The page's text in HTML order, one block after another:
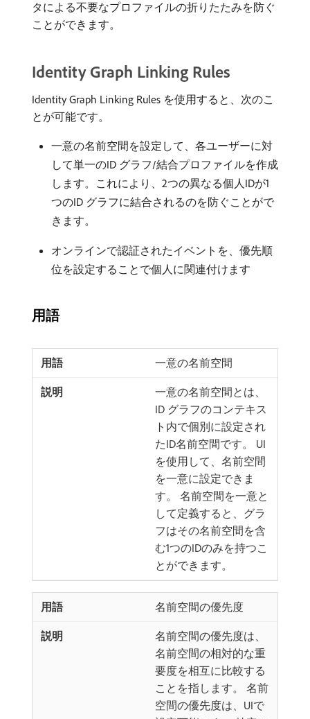
タによる不要なプロファイルの折りたたみを防ぐ
ことができます。
Identity Graph Linking Rules
Identity Graph Linking Rules を使用すると、次のこ
とが可能です。
一意の名前空間を設定して、各ユーザーに対
して単一のID グラフ/結合プロファイルを作成
します。これにより、2つの異なる個人IDが1
つのID グラフに結合されるのを防ぐことがで
きます。
オンラインで認証されたイベントを、優先順
位を設定することで個人に関連付けます
用語
一意の名前空間
一意の名前空間とは、
ID グラフのコンテキス
ト内で個別に設定され
たID名前空間です。 UI
を使用して、名前空間
を一意に設定できま
す。 名前空間を一意と
して定義すると、グラ
フはその名前空間を含
む1つのIDのみを持つこ
とができます。
名前空間の優先度
名前空間の優先度は、
名前空間の相対的な重
要度を相互に比較する
ことを指します。 名前
空間の優先度は、UIで